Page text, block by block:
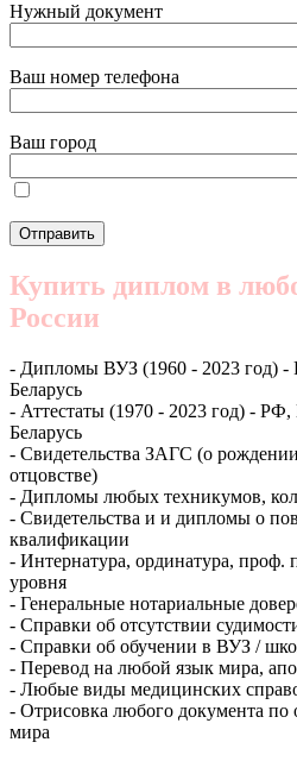
Нужный документ
Ваш номер телефона
Ваш город
Купить диплом в
России
- Дипломы ВУЗ (1960 - 2023 год) -
Беларусь
- Аттестаты (1970 - 2023 год) - РФ,
Беларусь
- Свидетельства ЗАГС (о
отцовстве)
- Дипломы любых техникумов,
- Свидетельства и и дипломы о
квалификации
- Интернатура, ординатура, проф.
уровня
- Генеральные нотариальные
- Справки об отсутствии
- Справки об обучении в ВУЗ /
- Перевод на любой язык мира,
- Любые виды медицинских
- Отрисовка любого документа по
мира